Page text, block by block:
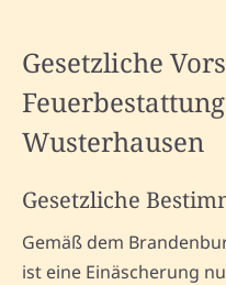
Gesetzliche
Wusterhausen
Gesetzliche
Gemäß dem
ist eine Einäscherung